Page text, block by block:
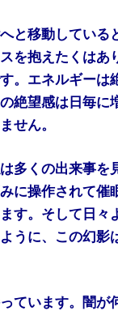
と移動している
を抱えたくはあ
。エネルギーは
絶望感は日毎に
せん。
多くの出来事を
に操作されて
す。そして日々
うに、この幻影
ています。闇